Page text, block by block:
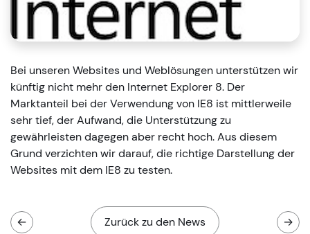
​Bei unseren Websites und Weblösungen unterstützen wir
künftig nicht mehr den Internet Explorer 8. Der
Marktanteil bei der Verwendung von IE8 ist mittlerweile
sehr tief, der Aufwand, die Unterstützung zu
gewährleisten dagegen aber recht hoch. Aus diesem
Grund verzichten wir darauf, die richtige Darstellung der
Websites mit dem IE8 zu testen.
← Zurück zu den News →